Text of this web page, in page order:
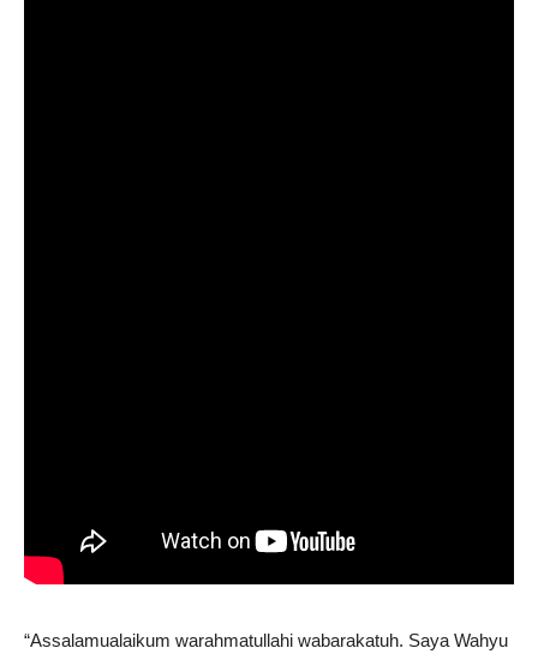
“Assalamualaikum warahmatullahi wabarakatuh. Saya Wahyu